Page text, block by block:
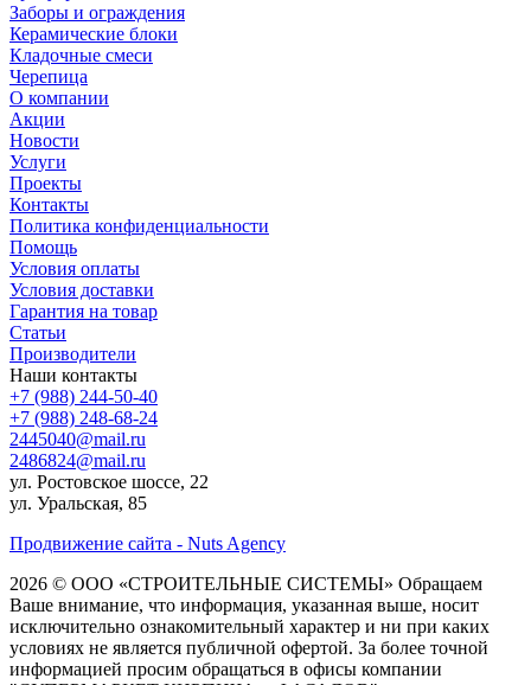
Заборы и ограждения
Керамические блоки
Кладочные смеси
Черепица
О компании
Акции
Новости
Услуги
Проекты
Контакты
Политика конфиденциальности
Помощь
Условия оплаты
Условия доставки
Гарантия на товар
Статьи
Производители
Наши контакты
+7 (988) 244-50-40
+7 (988) 248-68-24
2445040@mail.ru
2486824@mail.ru
ул. Ростовское шоссе, 22
ул. Уральская, 85
Продвижение сайта - Nuts Agency
2026 © ООО «СТРОИТЕЛЬНЫЕ СИСТЕМЫ» Обращаем
Ваше внимание, что информация, указанная выше, носит
исключительно ознакомительный характер и ни при каких
условиях не является публичной офертой. За более точной
информацией просим обращаться в офисы компании